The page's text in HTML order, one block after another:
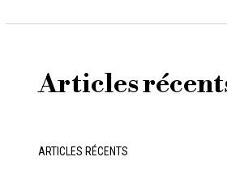
Articles
ARTICLES RÉCENTS